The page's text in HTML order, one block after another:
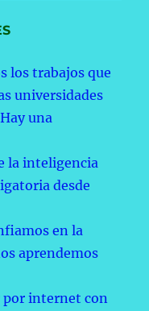
los trabajos que
universidades
una
la inteligencia
desde
en la
aprendemos
por internet con